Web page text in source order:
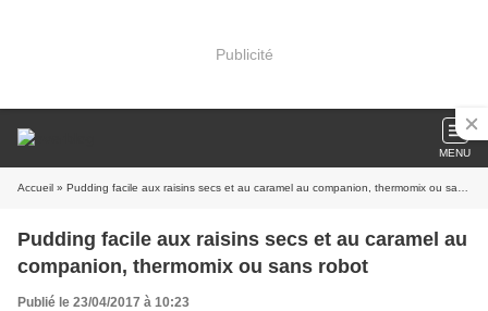
Publicité
MENU
Accueil » Pudding facile aux raisins secs et au caramel au companion, thermomix ou sans robot
Pudding facile aux raisins secs et au caramel au
companion, thermomix ou sans robot
Publié le 23/04/2017 à 10:23